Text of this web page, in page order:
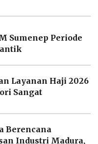
Sumenep Periode
Layanan Haji 2026
Sangat
Berencana
Industri Madura,